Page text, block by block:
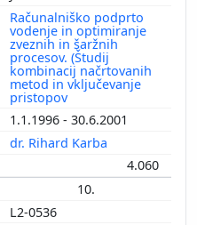
Računalniško podprto
vodenje in optimiranje
zveznih in šaržnih
procesov. (Študij
kombinacij načrtovanih
metod in vključevanje
pristopov
1.1.1996 - 30.6.2001
dr. Rihard Karba
4.060
10.
L2-0536